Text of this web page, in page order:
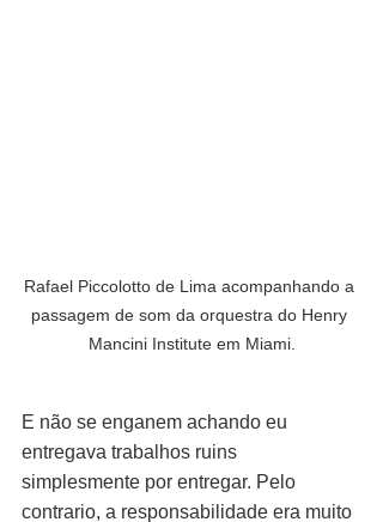
Rafael Piccolotto de Lima acompanhando a
passagem de som da orquestra do Henry
Mancini Institute em Miami.
E não se enganem achando eu
entregava trabalhos ruins
simplesmente por entregar. Pelo
contrario, a responsabilidade era muito